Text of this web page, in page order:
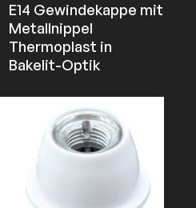
E14 Gewindekappe mit
Metallnippel
Thermoplast in
Bakelit-Optik